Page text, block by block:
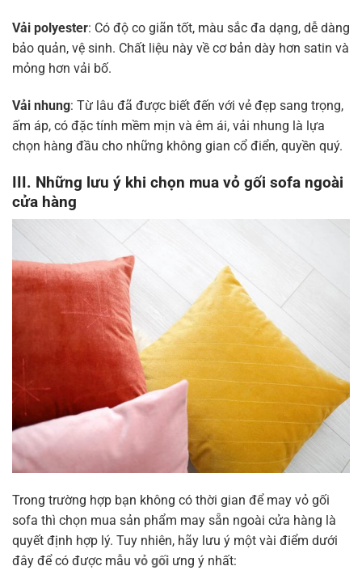
Vải polyester: Có độ co giãn tốt, màu sắc đa dạng, dễ dàng
bảo quản, vệ sinh. Chất liệu này về cơ bản dày hơn satin và
mỏng hơn vải bố.
Vải nhung: Từ lâu đã được biết đến với vẻ đẹp sang trọng,
ấm áp, có đặc tính mềm mịn và êm ái, vải nhung là lựa
chọn hàng đầu cho những không gian cổ điển, quyền quý.
III. Những lưu ý khi chọn mua vỏ gối sofa ngoài
cửa hàng
Trong trường hợp bạn không có thời gian để may vỏ gối
sofa thì chọn mua sản phẩm may sẵn ngoài cửa hàng là
quyết định hợp lý. Tuy nhiên, hãy lưu ý một vài điểm dưới
đây để có được mẫu vỏ gối ưng ý nhất: